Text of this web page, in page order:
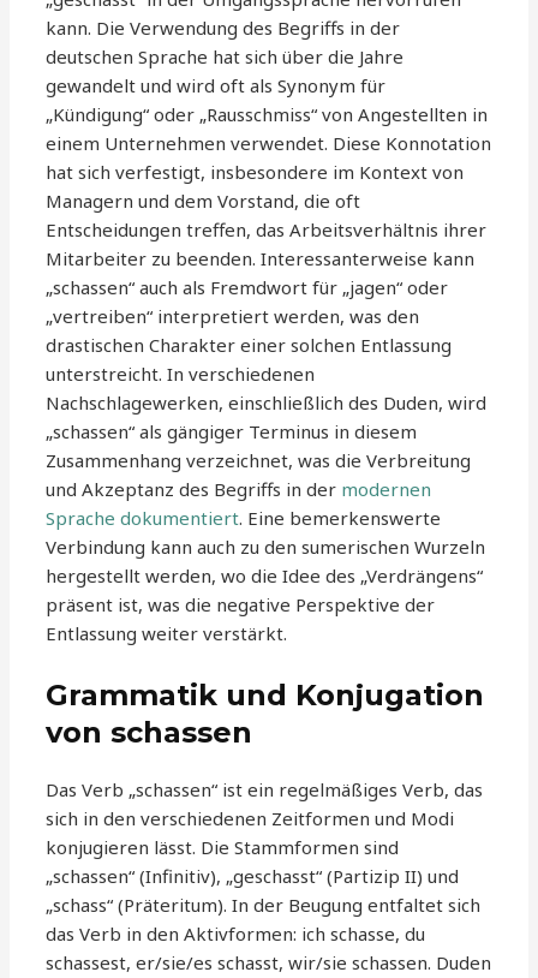
kann. Die Verwendung des Begriffs in der
deutschen Sprache hat sich über die Jahre
gewandelt und wird oft als Synonym für
„Kündigung“ oder „Rausschmiss“ von Angestellten in
einem Unternehmen verwendet. Diese Konnotation
hat sich verfestigt, insbesondere im Kontext von
Managern und dem Vorstand, die oft
Entscheidungen treffen, das Arbeitsverhältnis ihrer
Mitarbeiter zu beenden. Interessanterweise kann
„schassen“ auch als Fremdwort für „jagen“ oder
„vertreiben“ interpretiert werden, was den
drastischen Charakter einer solchen Entlassung
unterstreicht. In verschiedenen
Nachschlagewerken, einschließlich des Duden, wird
„schassen“ als gängiger Terminus in diesem
Zusammenhang verzeichnet, was die Verbreitung
und Akzeptanz des Begriffs in der modernen
Sprache dokumentiert. Eine bemerkenswerte
Verbindung kann auch zu den sumerischen Wurzeln
hergestellt werden, wo die Idee des „Verdrängens“
präsent ist, was die negative Perspektive der
Entlassung weiter verstärkt.
Grammatik und Konjugation
von schassen
Das Verb „schassen“ ist ein regelmäßiges Verb, das
sich in den verschiedenen Zeitformen und Modi
konjugieren lässt. Die Stammformen sind
„schassen“ (Infinitiv), „geschasst“ (Partizip II) und
„schass“ (Präteritum). In der Beugung entfaltet sich
das Verb in den Aktivformen: ich schasse, du
schassest, er/sie/es schasst, wir/sie schassen. Duden